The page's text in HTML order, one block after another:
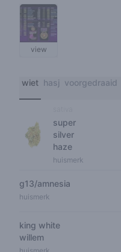
view
wiet hasj voorgedraaid
super
silver
haze
huismerk
g13/amnesia
huismerk
king white
willem